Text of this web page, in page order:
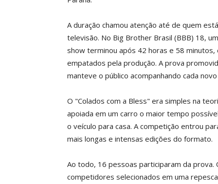
A duração chamou atenção até de quem
televisão. No Big Brother Brasil (BBB) 18,
show terminou após 42 horas e 58 minutos,
empatados pela produção. A prova
manteve o público acompanhando cada
O "Colados com a Bless" era simples na
apoiada em um carro o maior tempo
o veículo para casa. A competição entrou
mais longas e intensas edições do formato.
Ao todo, 16 pessoas participaram da
competidores selecionados em uma